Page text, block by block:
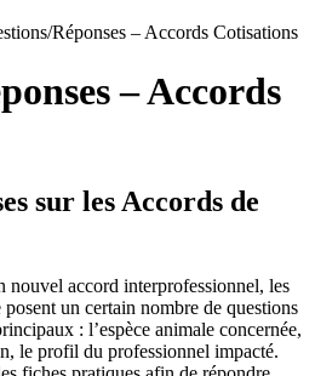
Réponses – Accords Cotisations
– Accords
sur les Accords de
nouvel accord interprofessionnel, les
un certain nombre de questions
: l’espèce animale concernée,
le profil du professionnel impacté.